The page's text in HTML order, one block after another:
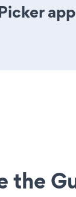
the